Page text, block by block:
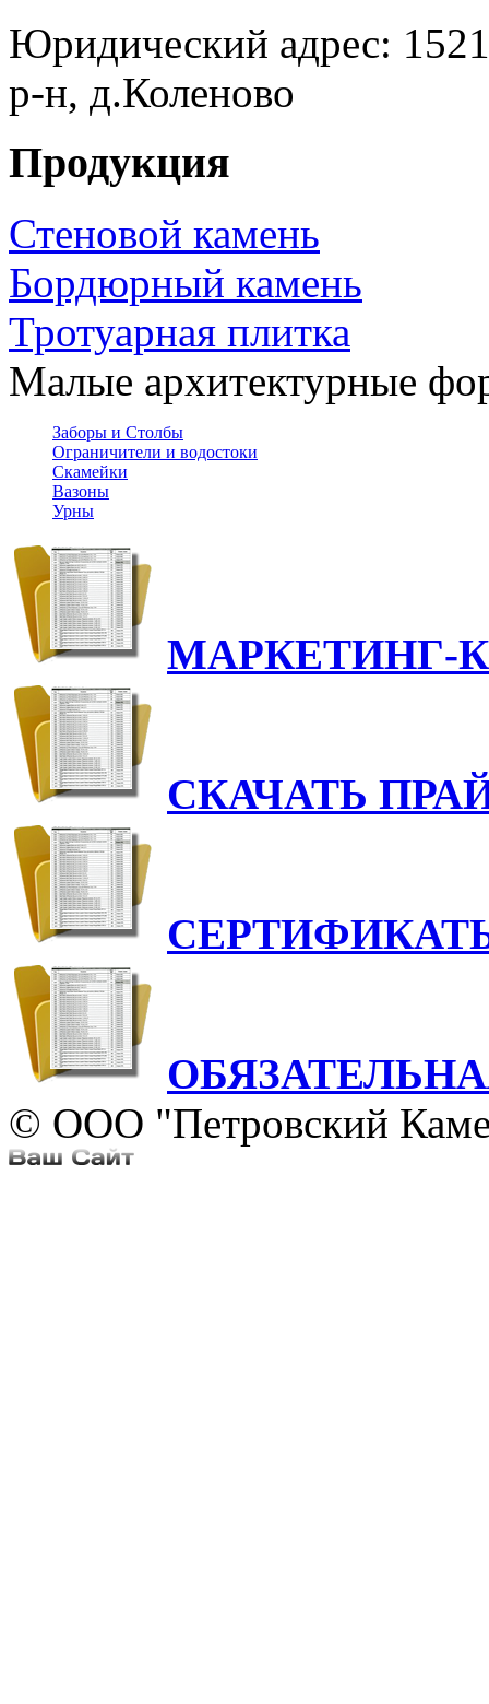
Юридический адрес:
р-н, д.Коленово
Продукция
Стеновой камень
Бордюрный камень
Тротуарная плитка
Малые архитектурные
Заборы и Столбы
Ограничители и водостоки
Скамейки
Вазоны
Урны
МАРКЕТИНГ-
СКАЧАТЬ
© ООО "Петровский